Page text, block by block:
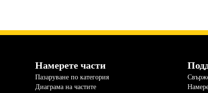
Намерете части
Пазаруване по категория
Диаграма на частите